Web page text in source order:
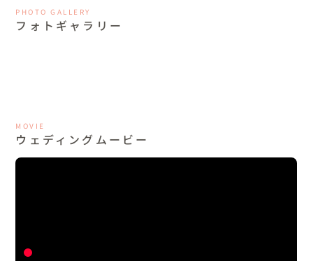
PHOTO GALLERY
フォトギャラリー
MOVIE
ウェディングムービー